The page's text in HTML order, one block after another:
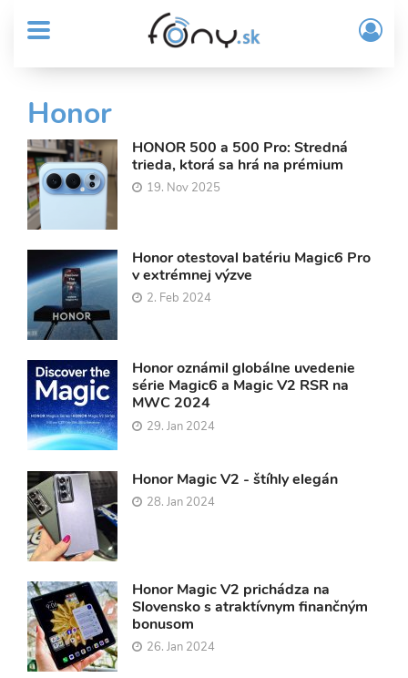
obsah
MENU
Sub
Header
menu
User
account
menu
/
Honor
HONOR 500 a 500 Pro: Stredná
trieda, ktorá sa hrá na prémium
19. Nov 2025
Honor otestoval batériu Magic6 Pro
v extrémnej výzve
2. Feb 2024
Honor oznámil globálne uvedenie
série Magic6 a Magic V2 RSR na
MWC 2024
29. Jan 2024
Honor Magic V2 - štíhly elegán
28. Jan 2024
Honor Magic V2 prichádza na
Slovensko s atraktívnym finančným
bonusom
26. Jan 2024